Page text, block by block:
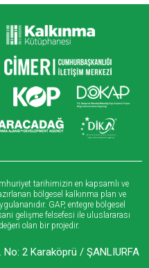
tarihimizin en kapsamlı ve
bölgesel kalkınma plan ve
GAP, entegre bölgesel
gelişme felsefesi ile uluslararası
olan bir projedir.
2 Karaköprü / ŞANLIURFA